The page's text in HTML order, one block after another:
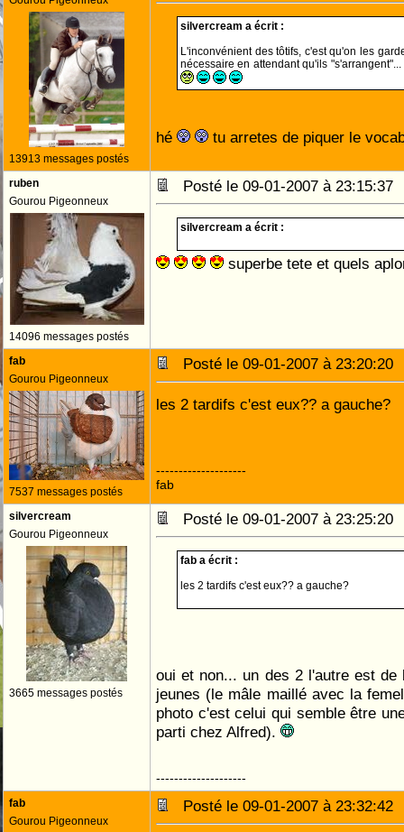
13913 messages postés
silvercream a écrit :
L'inconvénient des tôtifs, c'est qu'on les
nécessaire en attendant qu'ils
hé tu arretes de piquer le
ruben
Gourou Pigeonneux
14096 messages postés
Posté le 09-01-2007 à
silvercream a écrit :
superbe tete et quels
fab
Gourou Pigeonneux
7537 messages postés
Posté le 09-01-2007 à
les 2 tardifs c'est eux?? a gauche?
--------------------
fab
silvercream
Gourou Pigeonneux
3665 messages postés
Posté le 09-01-2007 à
fab a écrit :
les 2 tardifs c'est eux?? a gauche?
oui et non... un des 2 l'autre est
jeunes (le mâle maillé avec la
photo c'est celui qui semble être
parti chez Alfred).
--------------------
fab
Gourou Pigeonneux
Posté le 09-01-2007 à